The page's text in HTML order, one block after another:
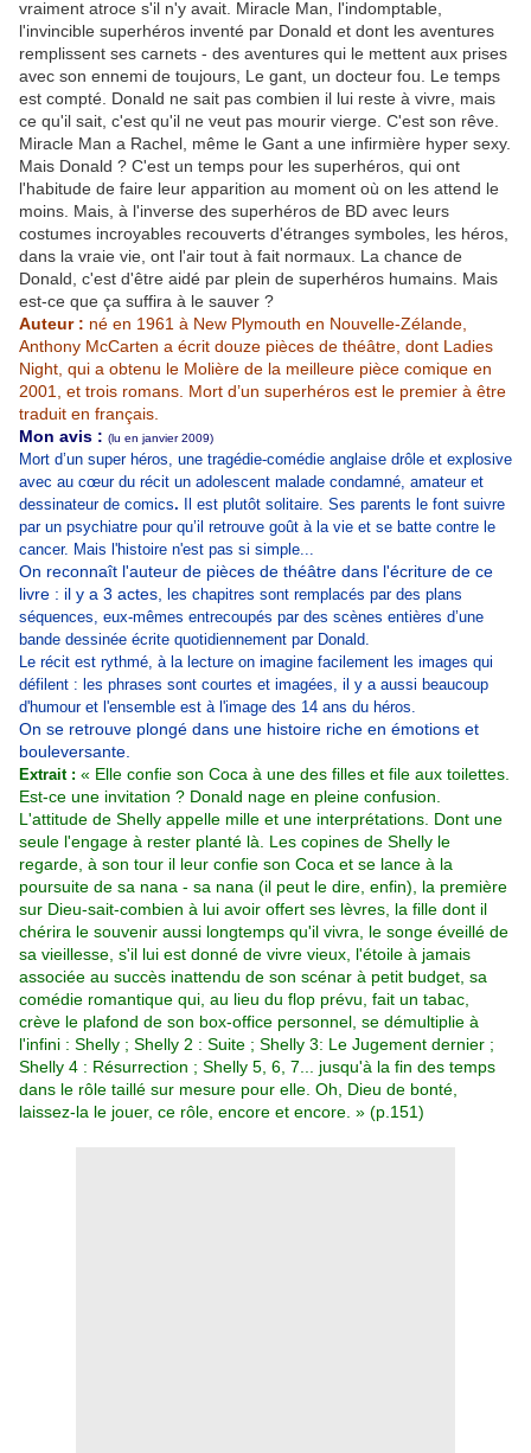
vraiment atroce s'il n'y avait. Miracle Man, l'indomptable,
l'invincible superhéros inventé par Donald et dont les aventures
remplissent ses carnets - des aventures qui le mettent aux prises
avec son ennemi de toujours, Le gant, un docteur fou. Le temps
est compté. Donald ne sait pas combien il lui reste à vivre, mais
ce qu'il sait, c'est qu'il ne veut pas mourir vierge. C'est son rêve.
Miracle Man a Rachel, même le Gant a une infirmière hyper sexy.
Mais Donald ? C'est un temps pour les superhéros, qui ont
l'habitude de faire leur apparition au moment où on les attend le
moins. Mais, à l'inverse des superhéros de BD avec leurs
costumes incroyables recouverts d'étranges symboles, les héros,
dans la vraie vie, ont l'air tout à fait normaux. La chance de
Donald, c'est d'être aidé par plein de superhéros humains. Mais
est-ce que ça suffira à le sauver ?
Auteur : né en 1961 à New Plymouth en Nouvelle-Zélande,
Anthony McCarten a écrit douze pièces de théâtre, dont Ladies
Night, qui a obtenu le Molière de la meilleure pièce comique en
2001, et trois romans. Mort d’un superhéros est le premier à être
traduit en français.
Mon avis : (lu en janvier 2009)
Mort d’un super héros, une tragédie-comédie anglaise drôle et explosive
avec au cœur du récit un adolescent malade condamné, amateur et
dessinateur de comics. Il est plutôt solitaire. Ses parents le font suivre
par un psychiatre pour qu’il retrouve goût à la vie et se batte contre le
cancer. Mais l'histoire n'est pas si simple...
On reconnaît l'auteur de pièces de théâtre dans l'écriture de ce
livre : il y a 3 actes,
les chapitres sont remplacés par des plans
séquences, eux-mêmes entrecoupés par des scènes entières d’une
bande dessinée écrite quotidiennement par Donald.
Le récit est rythmé, à la lecture on imagine facilement les images qui
défilent : les phrases sont courtes et imagées, il y a aussi beaucoup
d'humour et l'ensemble est à l'image des 14 ans du héros.
On se retrouve plongé dans une histoire riche en émotions et
bouleversante.
Extrait : « Elle confie son Coca à une des filles et file aux toilettes.
Est-ce une invitation ? Donald nage en pleine confusion.
L'attitude de Shelly appelle mille et une interprétations. Dont une
seule l'engage à rester planté là. Les copines de Shelly le
regarde, à son tour il leur confie son Coca et se lance à la
poursuite de sa nana - sa nana (il peut le dire, enfin), la première
sur Dieu-sait-combien à lui avoir offert ses lèvres, la fille dont il
chérira le souvenir aussi longtemps qu'il vivra, le songe éveillé de
sa vieillesse, s'il lui est donné de vivre vieux, l'étoile à jamais
associée au succès inattendu de son scénar à petit budget, sa
comédie romantique qui, au lieu du flop prévu, fait un tabac,
crève le plafond de son box-office personnel, se démultiplie à
l'infini : Shelly ; Shelly 2 : Suite ; Shelly 3: Le Jugement dernier ;
Shelly 4 : Résurrection ; Shelly 5, 6, 7... jusqu'à la fin des temps
dans le rôle taillé sur mesure pour elle. Oh, Dieu de bonté,
laissez-la le jouer, ce rôle, encore et encore. » (p.151)